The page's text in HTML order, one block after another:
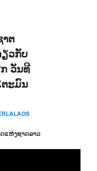
ຕ
ວກັບ
ວັນທີ
ະມົນ
ແຫ່ງຊາດລາວ